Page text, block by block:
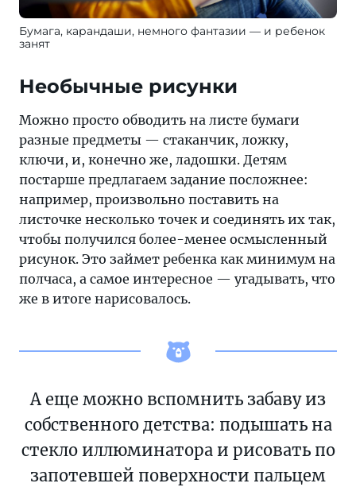
Бумага, карандаши, немного фантазии — и ребенок
занят
Необычные рисунки
Можно просто обводить на листе бумаги
разные предметы — стаканчик, ложку,
ключи, и, конечно же, ладошки. Детям
постарше предлагаем задание посложнее:
например, произвольно поставить на
листочке несколько точек и соединять их так,
чтобы получился более-менее осмысленный
рисунок. Это займет ребенка как минимум на
полчаса, а самое интересное — угадывать, что
же в итоге нарисовалось.
А еще можно вспомнить забаву из
собственного детства: подышать на
стекло иллюминатора и рисовать по
запотевшей поверхности пальцем